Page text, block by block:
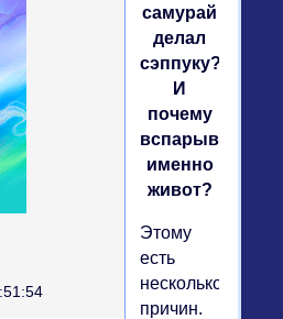
самурай
делал
сэппуку?
И
почему
вспарывали
именно
живот?
Этому
есть
несколько
причин.